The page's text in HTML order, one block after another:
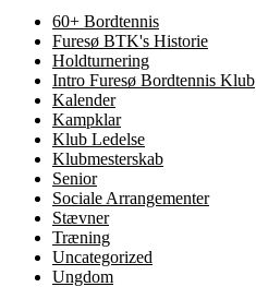
60+ Bordtennis
Furesø BTK's Historie
Holdturnering
Intro Furesø Bordtennis Klub
Kalender
Kampklar
Klub Ledelse
Klubmesterskab
Senior
Sociale Arrangementer
Stævner
Træning
Uncategorized
Ungdom